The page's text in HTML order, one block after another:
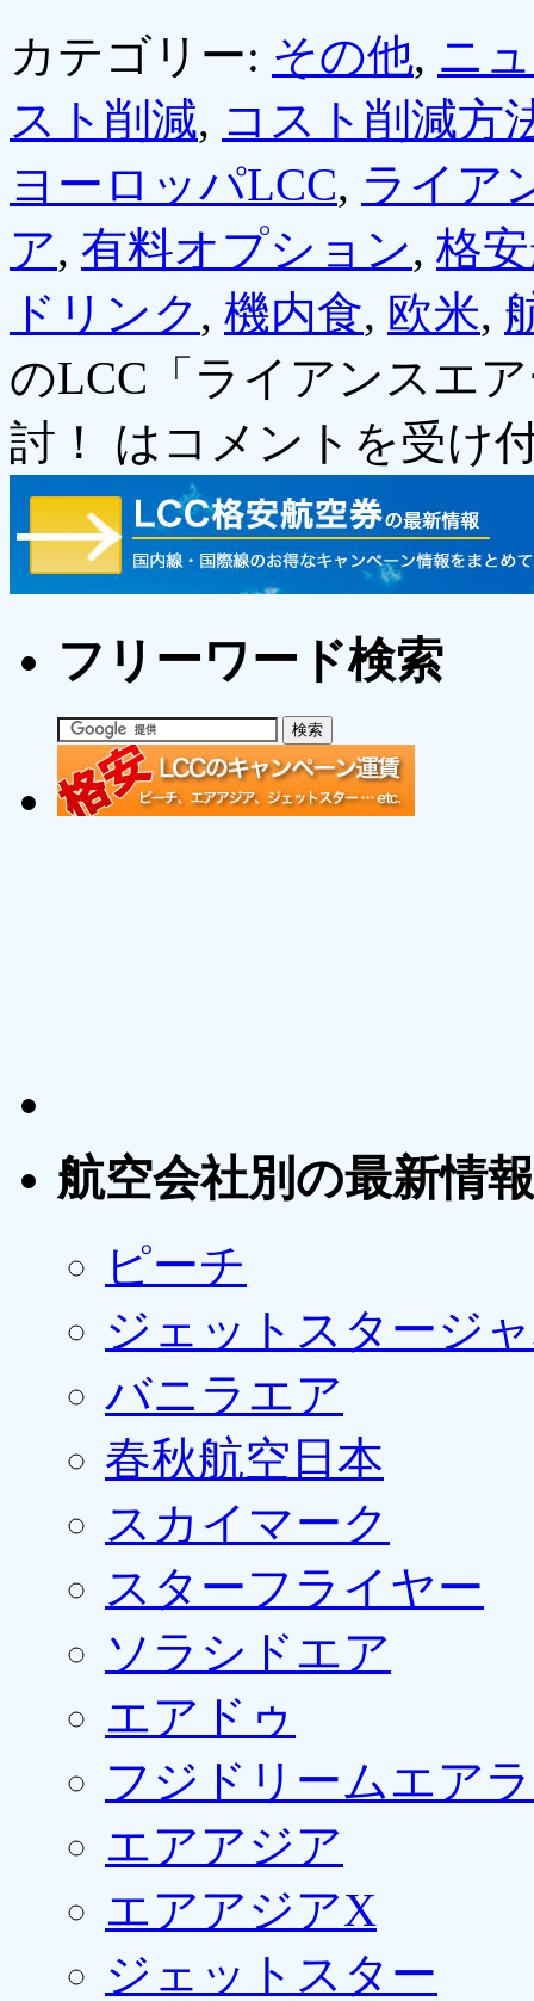
カテゴリー: その他, ニ
スト削減, コスト削減方
ヨーロッパLCC, ライア
ア, 有料オプション, 格
ドリンク , 機内食, 欧米,
のLCC「ライアンスエ
討！ は コメントを受け
フリーワード検索
航空会社別の最新情報
ピーチ
ジェットスタージ
バニラエア
春秋航空日本
スカイマーク
スターフライヤー
ソラシドエア
エアドゥ
フジドリームエア
エアアジア
エアアジアX
ジェットスター